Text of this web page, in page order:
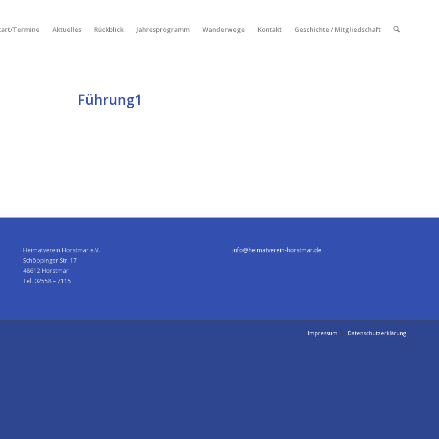
Termine Aktuelles Rückblick Jahresprogramm Wanderwege Kontakt Geschichte / Mitgliedschaft
Führung1
Heimatverein Horstmar e.V.
Schöppinger Str. 17
48612 Horstmar
Tel. 02558 – 7115
info@heimatverein-horstmar.de
Impressum Datenschutzerklärung